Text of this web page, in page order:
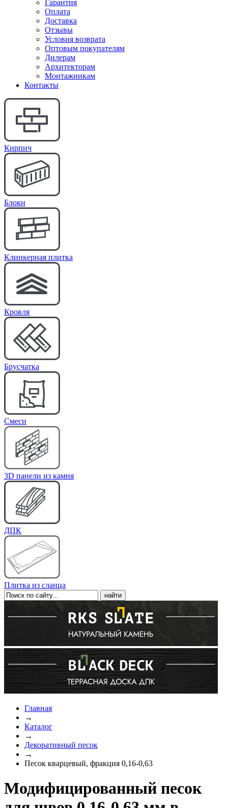
Гарантия
Оплата
Доставка
Отзывы
Условия возврата
Оптовым покупателям
Дилерам
Архитекторам
Монтажникам
Контакты
Кирпич
Блоки
Клинкерная плитка
Кровля
Брусчатка
Cмеси
3D панели из камня
ДПК
Плитка из сланца
Главная
→
Каталог
→
Декоративный песок
→
Песок кварцевый, фракция 0,16-0,63
Модифицированный песок